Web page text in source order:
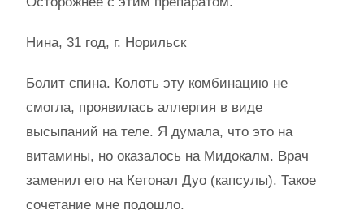
Нина, 31 год, г. Норильск
Болит спина. Колоть эту комбинацию не
смогла, проявилась аллергия в виде
высыпаний на теле. Я думала, что это на
витамины, но оказалось на Мидокалм. Врач
заменил его на Кетонал Дуо (капсулы). Такое
сочетание мне подошло.